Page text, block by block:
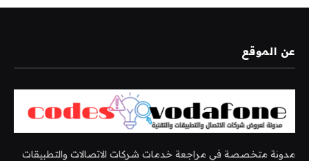
عن الموقع
مدونة متخصصة في مراجعة خدمات شركات الاتصالات والتطبيقات